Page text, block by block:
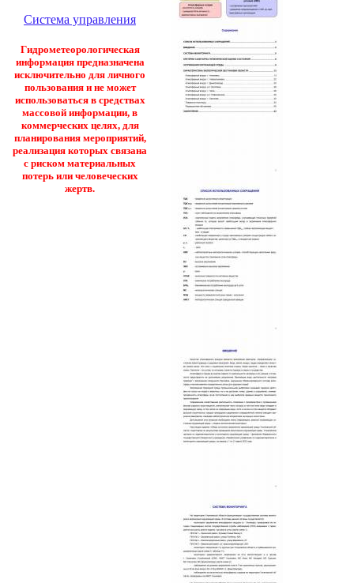
Система управления
Гидрометеорологическая
информация предназначена
исключительно для личного
пользования и не может
использоваться в средствах
массовой информации, в
коммерческих целях, для
планирования мероприятий,
реализация которых связана
с риском материальных
потерь или человеческих
жертв.